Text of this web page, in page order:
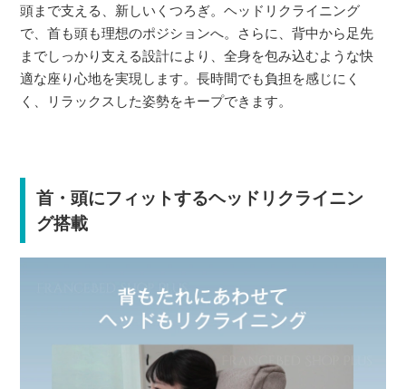
頭まで支える、新しいくつろぎ。ヘッドリクライニング
で、首も頭も理想のポジションへ。さらに、背中から足先
までしっかり支える設計により、全身を包み込むような快
適な座り心地を実現します。長時間でも負担を感じにく
く、リラックスした姿勢をキープできます。
首・頭にフィットするヘッドリクライニン
グ搭載